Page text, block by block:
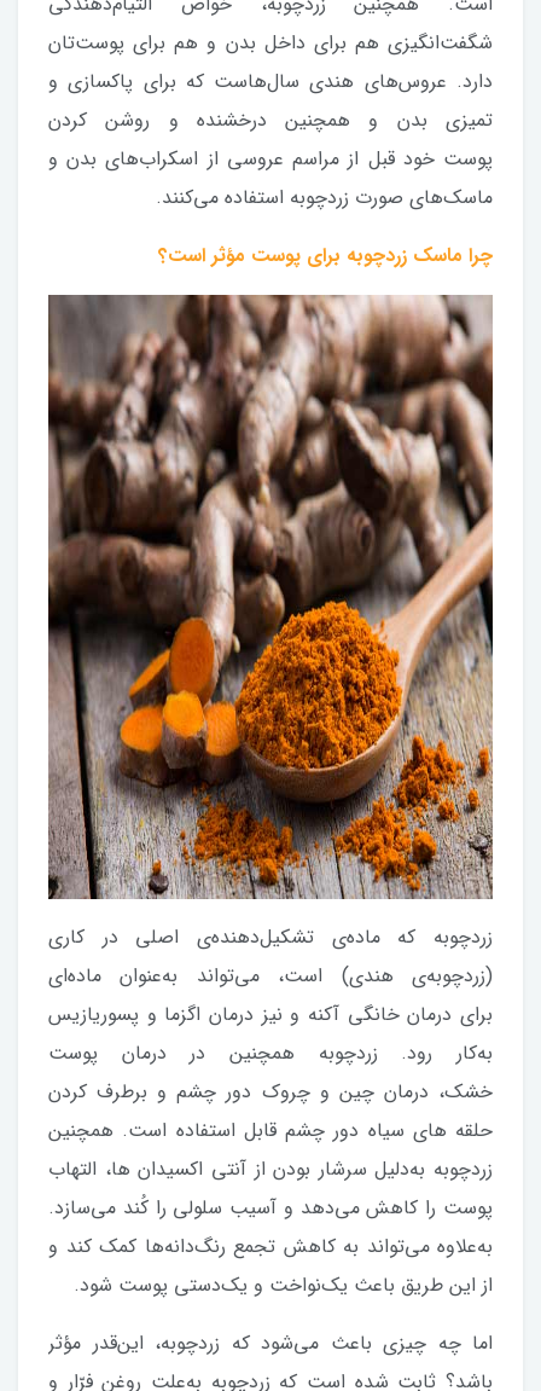
شگفت‌انگیزی هم برای داخل بدن و هم برای پوست‌تان
دارد. عروس‌های هندی سال‌هاست که برای پاکسازی و
تمیزی بدن‌ و همچنین درخشنده و روشن کردن
پوست خود قبل از مراسم عروسی از اسکراب‌های بدن و
ماسک‌های صورت زردچوبه استفاده می‌کنند.
چرا ماسک زردچوبه برای پوست مؤثر است؟
زردچوبه که ماده‌ی تشکیل‌دهنده‌ی اصلی در کاری
(زردچوبه‌ی هندی) است، می‌تواند به‌عنوان ماده‌ای
برای درمان خانگی آکنه و نیز درمان اگزما و پسوریازیس
به‌کار رود. زردچوبه همچنین در درمان پوست
خشک، درمان چین و چروک دور چشم و برطرف کردن
حلقه های سیاه دور چشم قابل استفاده است. همچنین
زردچوبه به‌دلیل سرشار بودن از آنتی اکسیدان ها، التهاب
پوست را کاهش می‌دهد و آسیب سلولی را کُند می‌سازد.
به‌علاوه می‌تواند به کاهش تجمع رنگ‌دانه‌ها کمک کند و
از این طریق باعث یک‌نواخت و یک‌دستی پوست شود.
اما چه چیزی باعث می‌شود که زردچوبه، این‌قدر مؤثر
باشد؟ ثابت شده است که زردچوبه به‌علت روغن فرّار و